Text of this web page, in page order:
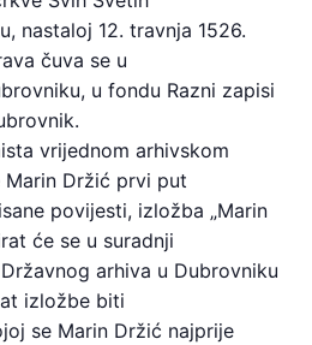
nastaloj 12. travnja 1526.
čuva se u
u fondu Razni zapisi
vrijednom arhivskom
Držić prvi put
povijesti, izložba „Marin
će se u suradnji
arhiva u Dubrovniku
izložbe biti
se Marin Držić najprije